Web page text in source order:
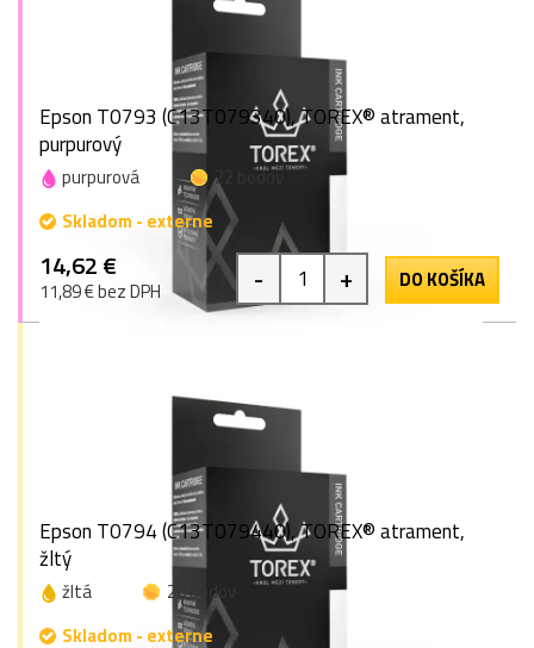
Epson T0793 (C13T079340), TOREX® atrament,
purpurový
purpurová
22 bodov
Skladom - externe
14,62 €
11,89 € bez DPH - + DO KOŠÍKA
Epson T0794 (C13T079440), TOREX® atrament,
žltý
žltá
20 bodov
Skladom - externe